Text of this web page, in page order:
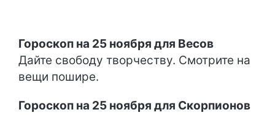
Гороскоп на 25 ноября для Весов
Дайте свободу творчеству. Смотрите на
вещи пошире.
Гороскоп на 25 ноября для Скорпионов